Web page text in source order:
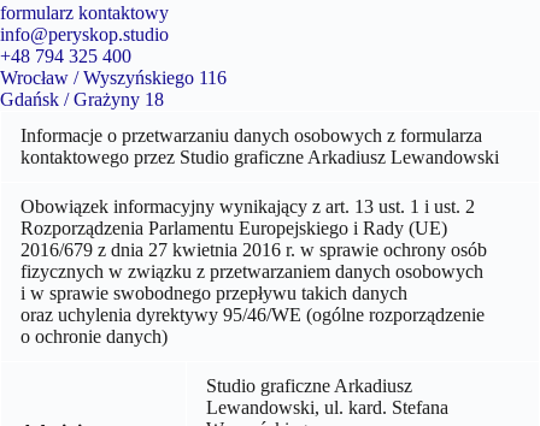
formularz kontaktowy
info@peryskop.studio
+48 794 325 400
Wrocław / Wyszyńskiego 116
Gdańsk / Grażyny 18
Informacje o przetwarzaniu danych osobowych z formularza
kontaktowego przez Studio graficzne Arkadiusz Lewandowski
Obowiązek informacyjny wynikający z art. 13 ust. 1 i ust. 2
Rozporządzenia Parlamentu Europejskiego i Rady (UE)
2016/679 z dnia 27 kwietnia 2016 r. w sprawie ochrony osób
fizycznych w związku z przetwarzaniem danych osobowych
i w sprawie swobodnego przepływu takich danych
oraz uchylenia dyrektywy 95/46/WE (ogólne rozporządzenie
o ochronie danych)
Studio graficzne Arkadiusz
Lewandowski, ul. kard. Stefana